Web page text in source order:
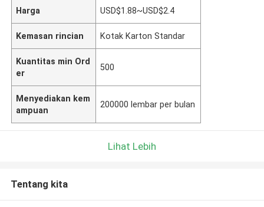
Harga USD$1.88~USD$2.4
Kemasan rincian Kotak Karton Standar
Kuantitas min Ord
er
500
Menyediakan kem
ampuan
200000 lembar per bulan
Lihat Lebih
Tentang kita